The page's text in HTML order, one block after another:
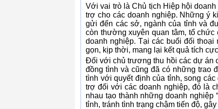
Với vai trò là Chủ tịch Hiệp hội
trợ cho các doanh nghiệp. Những ý
gửi đến các sở, ngành của tỉnh và
còn thường xuyên quan tâm, tổ
doanh nghiệp. Tại các buổi đối
gọn, kịp thời, mang lại kết quả tích
Đối với chủ trương thu hồi các dự án
đồng tình và cũng đã có những trao
tình với quyết định của tỉnh, song
trợ đối với các doanh nghiệp, đó là
nhau tạo thành những doanh nghiệp
tỉnh, tránh tình trạng chậm tiến độ,